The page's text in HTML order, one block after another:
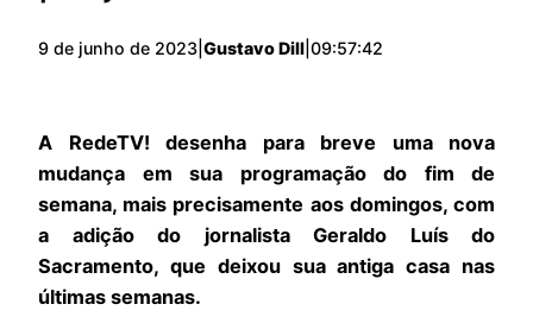
9 de junho de 2023 Gustavo Dill 09:57:42
A RedeTV! desenha para breve uma nova
mudança em sua programação do fim de
semana, mais precisamente aos domingos, com
a adição do jornalista Geraldo Luís do
Sacramento, que deixou sua antiga casa nas
últimas semanas.